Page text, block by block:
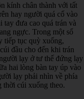
kính chân thành với tất
hay người quá cố vào
tay đưa cao quá trán và
ngực. Trong một số
tiếp tục quỳ xuống,
đầu cho đến khi trán
lạy ở tư thế đứng lạy
hai lòng bàn tay úp vào
lạy phải nhìn về phía
thời cúi xuống theo.